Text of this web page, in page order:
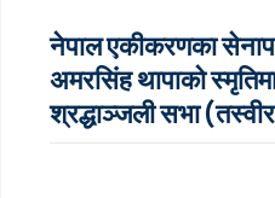
नेपाल एकीकरणका
अमरसिंह थापाको
श्रद्धाञ्जली सभा